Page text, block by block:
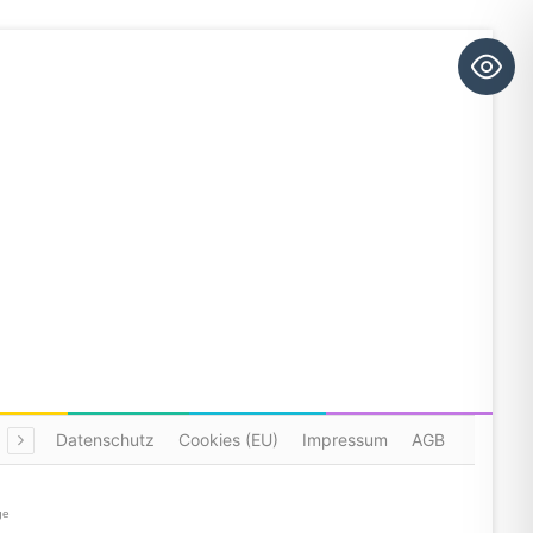
Datenschutz Cookies (EU) Impressum AGB